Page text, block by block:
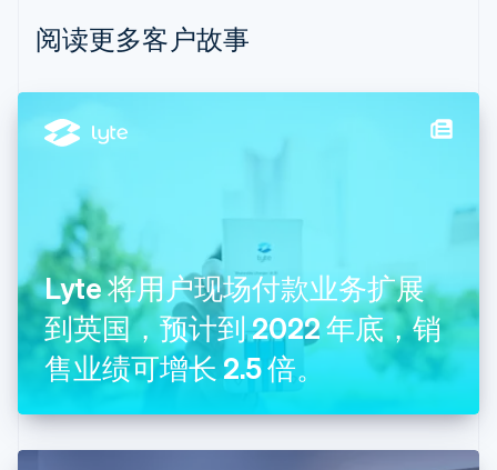
阅读更多客户故事
Lyte 将用户现场付款业务扩展
到英国，预计到 2022 年底，销
售业绩可增长 2.5 倍。
Nederlands Français Deutsch
波兰
丹麦
德国
Français
芬兰
English Svenska
荷兰
NederlandsEnglish
加拿大
EnglishFrançais
捷克
克罗地亚